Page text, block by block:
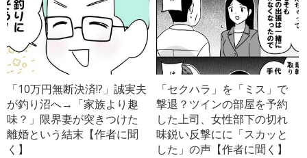
「10万円無断決済!?」誠実夫
が釣り沼へ→「家族より趣
味？」限界妻が突きつけた
離婚という結末【作者に聞
く】
「セクハラ」を「ミス」で
撃退？ツインの部屋を予約
した上司、女性部下の切れ
味鋭い反撃にに「スカッと
した」の声【作者に聞く】